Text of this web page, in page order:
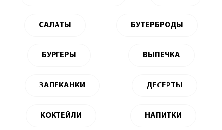
САЛАТЫ БУТЕРБРОДЫ
БУРГЕРЫ ВЫПЕЧКА
ЗАПЕКАНКИ ДЕСЕРТЫ
КОКТЕЙЛИ НАПИТКИ